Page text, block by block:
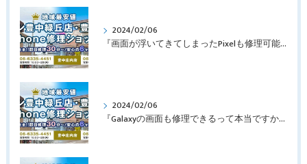
2024/02/06
『画面が浮いてきてしまったPixelも修理可能？』淀川区西三国よりバッテリー交換でご来店♪【Google Pixel5】
2024/02/06
『Galaxyの画面も修理できるって本当ですか？』豊中市服部本町より画面修理でご来店♪【Galaxy Note10+】